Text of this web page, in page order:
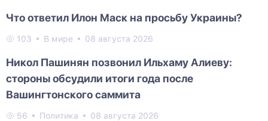
Что ответил Илон Маск на просьбу Украины?
103 В мире 08 августа 2026
Никол Пашинян позвонил Ильхаму Алиеву:
стороны обсудили итоги года после
Вашингтонского саммита
56 Политика 08 августа 2026